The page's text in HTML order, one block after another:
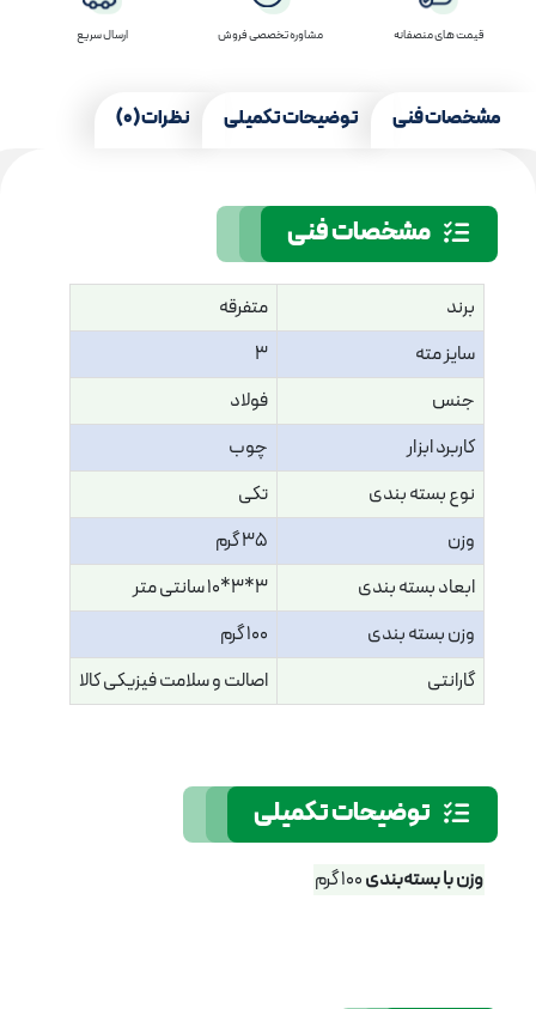
قیمت های منصفانه مشاوره تخصصی فروش ارسال سریع
مشخصات فنی توضیحات تکمیلی نظرات (0)
مشخصات فنی
برند
متفرقه
سایز مته
3
جنس
فولاد
کاربرد ابزار
چوب
نوع بسته بندی
تکی
وزن
35 گرم
ابعاد بسته بندی
3*3*10 سانتی متر
وزن بسته بندی
100 گرم
گارانتی
اصالت و سلامت فیزیکی کالا
توضیحات تکمیلی
وزن با بسته‌بندی100 گرم